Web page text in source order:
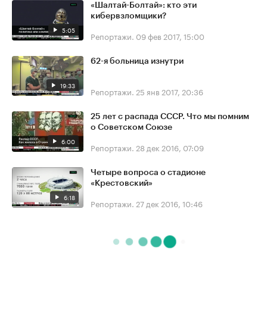
5:05
«Шалтай-Болтай»: кто эти
кибервзломщики?
Репортажи. 09 фев 2017, 15:00
19:33
62-я больница изнутри
Репортажи. 25 янв 2017, 20:36
6:00
25 лет с распада СССР. Что мы помним
о Советском Союзе
Репортажи. 28 дек 2016, 07:09
6:18
Четыре вопроса о стадионе
«Крестовский»
Репортажи. 27 дек 2016, 10:46